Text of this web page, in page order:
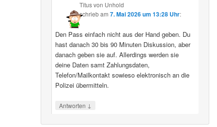
Titus von Unhold
schriebam 7. Mai 2026 um 13:28 Uhr:
Den Pass einfach nicht aus der Hand geben. Du
hast danach 30 bis 90 Minuten Diskussion, aber
danach geben sie auf. Allerdings werden sie
deine Daten samt Zahlungsdaten,
Telefon/Mailkontakt sowieso elektronisch an die
Polizei übermitteln.
Antworten ↓